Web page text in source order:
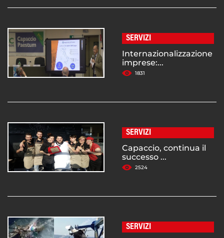
SERVIZI
Internazionalizzazione
imprese:...
1831
SERVIZI
Capaccio, continua il
successo ...
2524
SERVIZI